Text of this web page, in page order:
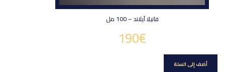
فانيلا آيلاند – 100 مل
190€
أضف إلى السلة